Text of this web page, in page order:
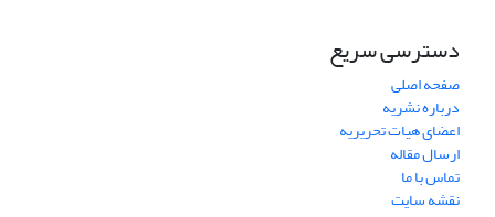
دسترسی سریع
صفحه اصلی
درباره نشریه
اعضای هیات تحریریه
ارسال مقاله
تماس با ما
نقشه سایت